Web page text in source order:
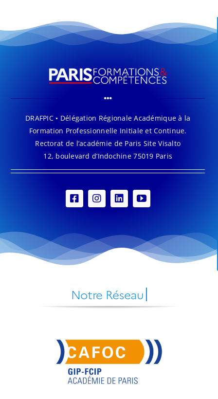
DRAFPIC • Délégation Régionale Académique à la
Formation Professionnelle Initiale et Continue.
Rectorat de l’académie de Paris Site Visalto
12, boulevard d’Indochine 75019 Paris